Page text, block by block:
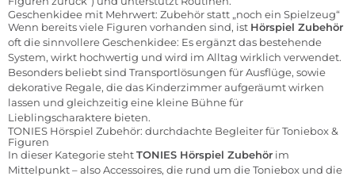
Geschenkidee mit Mehrwert: Zubehör statt „noch ein Spielzeug“
Wenn bereits viele Figuren vorhanden sind, ist Hörspiel Zubehör
oft die sinnvollere Geschenkidee: Es ergänzt das bestehende
System, wirkt hochwertig und wird im Alltag wirklich verwendet.
Besonders beliebt sind Transportlösungen für Ausflüge, sowie
dekorative Regale, die das Kinderzimmer aufgeräumt wirken
lassen und gleichzeitig eine kleine Bühne für
Lieblingscharaktere bieten.
TONIES Hörspiel Zubehör: durchdachte Begleiter für Toniebox &
Figuren
In dieser Kategorie stehtTONIES Hörspiel Zubehör im
Mittelpunkt – also Accessoires, die rund um die Toniebox und die